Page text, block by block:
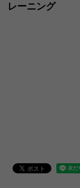
レーニング